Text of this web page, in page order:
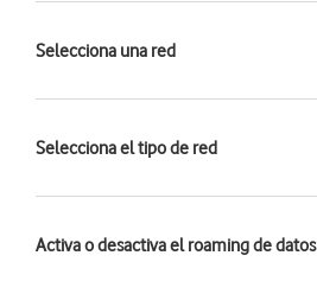
Selecciona una red
Selecciona el tipo de red
Activa o desactiva el roaming de datos